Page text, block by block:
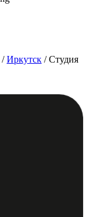
/Иркутск / Студия